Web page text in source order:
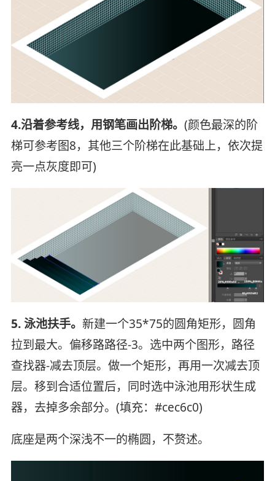
4.沿着参考线，用钢笔画出阶梯。 (颜色最深的阶
梯可参考图8，其他三个阶梯在此基础上，依次提
亮一点灰度即可)
5. 泳池扶手。 新建一个35*75的圆角矩形，圆角
拉到最大。偏移路路径-3。选中两个图形，路径
查找器-减去顶层。做一个矩形，再用一次减去顶
层。移到合适位置后，同时选中泳池用形状生成
器，去掉多余部分。(填充：#cec6c0)
底座是两个深浅不一的椭圆，不赘述。